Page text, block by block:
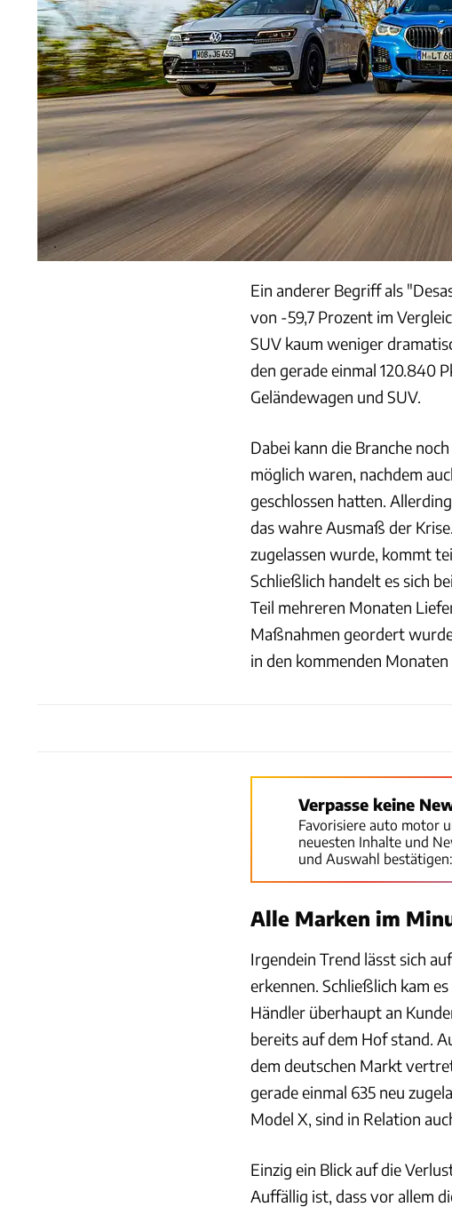
Ein anderer Begriff als
von -59,7 Prozent im
SUV kaum weniger
den gerade einmal 120.840
Geländewagen und SUV.
Dabei kann die Branche
möglich waren, nachdem
geschlossen hatten.
das wahre Ausmaß der
zugelassen wurde, kommt
Schließlich handelt es sich
Teil mehreren Monaten
Maßnahmen geordert
in den kommenden
Verpasse keine
Favorisiere auto motor
neuesten Inhalte und
und Auswahl bestätigen:
Alle Marken im
Irgendein Trend lässt sich
erkennen. Schließlich kam
Händler überhaupt an
bereits auf dem Hof stand.
dem deutschen Markt
gerade einmal 635 neu
Model X, sind in Relation
Einzig ein Blick auf die
Auffällig ist, dass vor allem